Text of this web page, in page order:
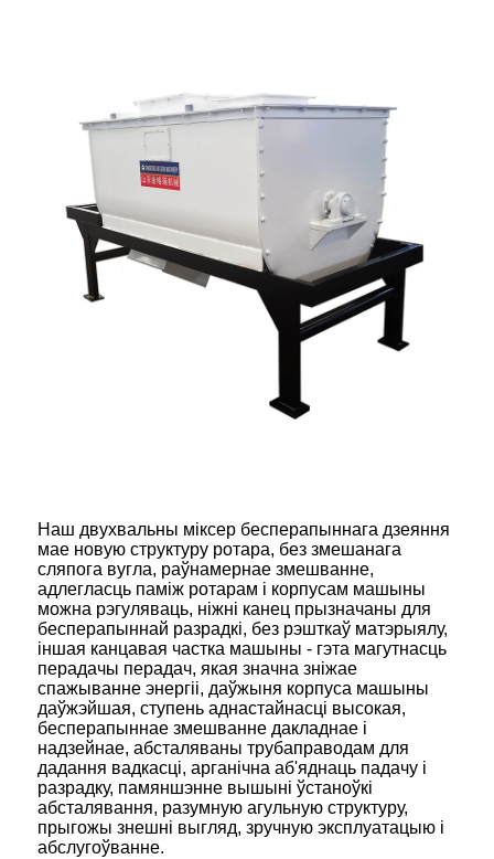
Наш двухвальны міксер бесперапыннага дзеяння
мае новую структуру ротара, без змешанага
сляпога вугла, раўнамернае змешванне,
адлегласць паміж ротарам і корпусам машыны
можна рэгуляваць, ніжні канец прызначаны для
бесперапыннай разрадкі, без рэшткаў матэрыялу,
іншая канцавая частка машыны - гэта магутнасць
перадачы перадач, якая значна зніжае
спажыванне энергіі, даўжыня корпуса машыны
даўжэйшая, ступень аднастайнасці высокая,
бесперапыннае змешванне дакладнае і
надзейнае, абсталяваны трубаправодам для
дадання вадкасці, арганічна аб'яднаць падачу і
разрадку, памяншэнне вышыні ўстаноўкі
абсталявання, разумную агульную структуру,
прыгожы знешні выгляд, зручную эксплуатацыю і
абслугоўванне.